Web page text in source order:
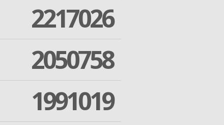
2217026
2050758
1991019